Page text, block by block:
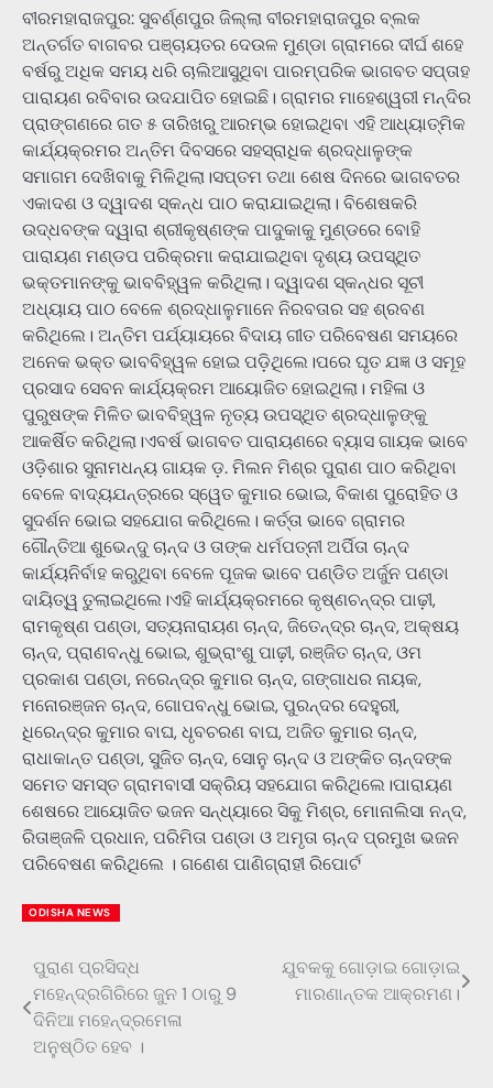
ବୀରମହାରାଜପୁର: ସୁବର୍ଣ୍ଣପୁର ଜିଲ୍ଲା ବୀରମହାରାଜପୁର ବ୍ଲକ
ଅନ୍ତର୍ଗତ ବାଗବର ପଞ୍ଚାୟତର ଦେଉଳ ମୁଣ୍ଡା ଗ୍ରାମରେ ଦୀର୍ଘ ଶହେ
ବର୍ଷରୁ ଅଧିକ ସମୟ ଧରି ଚାଲିଆସୁଥିବା ପାରମ୍ପରିକ ଭାଗବତ ସପ୍ତାହ
ପାରାୟଣ ରବିବାର ଉଦଯାପିତ ହୋଇଛି। ଗ୍ରାମର ମାହେଶ୍ୱରୀ ମନ୍ଦିର
ପ୍ରାଙ୍ଗଣରେ ଗତ ୫ ତାରିଖରୁ ଆରମ୍ଭ ହୋଇଥିବା ଏହି ଆଧ୍ୟାତ୍ମିକ
କାର୍ଯ୍ୟକ୍ରମର ଅନ୍ତିମ ଦିବସରେ ସହସ୍ରାଧିକ ଶ୍ରଦ୍ଧାଳୁଙ୍କ
ସମାଗମ ଦେଖିବାକୁ ମିଳିଥିଲା।ସପ୍ତମ ତଥା ଶେଷ ଦିନରେ ଭାଗବତର
ଏକାଦଶ ଓ ଦ୍ୱାଦଶ ସ୍କନ୍ଧ ପାଠ କରାଯାଇଥିଲା। ବିଶେଷକରି
ଉଦ୍ଧବଙ୍କ ଦ୍ୱାରା ଶ୍ରୀକୃଷ୍ଣଙ୍କ ପାଦୁକାକୁ ମୁଣ୍ଡରେ ବୋହି
ପାରାୟଣ ମଣ୍ଡପ ପରିକ୍ରମା କରାଯାଇଥିବା ଦୃଶ୍ୟ ଉପସ୍ଥିତ
ଭକ୍ତମାନଙ୍କୁ ଭାବବିହ୍ୱଳ କରିଥିଲା। ଦ୍ୱାଦଶ ସ୍କନ୍ଧର ସୂଚୀ
ଅଧ୍ୟାୟ ପାଠ ବେଳେ ଶ୍ରଦ୍ଧାଳୁମାନେ ନିରବତାର ସହ ଶ୍ରବଣ
କରିଥିଲେ। ଅନ୍ତିମ ପର୍ଯ୍ୟାୟରେ ବିଦାୟ ଗୀତ ପରିବେଷଣ ସମୟରେ
ଅନେକ ଭକ୍ତ ଭାବବିହ୍ୱଳ ହୋଇ ପଡ଼ିଥିଲେ।ପରେ ଘୃତ ଯଜ୍ଞ ଓ ସମୂହ
ପ୍ରସାଦ ସେବନ କାର୍ଯ୍ୟକ୍ରମ ଆୟୋଜିତ ହୋଇଥିଲା। ମହିଳା ଓ
ପୁରୁଷଙ୍କ ମିଳିତ ଭାବବିହ୍ୱଳ ନୃତ୍ୟ ଉପସ୍ଥିତ ଶ୍ରଦ୍ଧାଳୁଙ୍କୁ
ଆକର୍ଷିତ କରିଥିଲା।ଏବର୍ଷ ଭାଗବତ ପାରାୟଣରେ ବ୍ୟାସ ଗାୟକ ଭାବେ
ଓଡ଼ିଶାର ସୁନାମଧନ୍ୟ ଗାୟକ ଡ଼. ମିଲନ ମିଶ୍ର ପୁରାଣ ପାଠ କରିଥିବା
ବେଳେ ବାଦ୍ୟଯନ୍ତ୍ରରେ ସ୍ୱେତ କୁମାର ଭୋଇ, ବିକାଶ ପୁରୋହିତ ଓ
ସୁଦର୍ଶନ ଭୋଇ ସହଯୋଗ କରିଥିଲେ। କର୍ତ୍ତା ଭାବେ ଗ୍ରାମର
ଗୌନ୍ତିଆ ଶୁଭେନ୍ଦୁ ଚାନ୍ଦ ଓ ତାଙ୍କ ଧର୍ମପତ୍ନୀ ଅର୍ପିତା ଚାନ୍ଦ
କାର୍ଯ୍ୟନିର୍ବାହ କରୁଥିବା ବେଳେ ପୂଜକ ଭାବେ ପଣ୍ଡିତ ଅର୍ଜୁନ ପଣ୍ଡା
ଦାୟିତ୍ୱ ତୁଲାଇଥିଲେ।ଏହି କାର୍ଯ୍ୟକ୍ରମରେ କୃଷ୍ଣଚନ୍ଦ୍ର ପାଢ଼ୀ,
ରାମକୃଷ୍ଣ ପଣ୍ଡା, ସତ୍ୟନାରାୟଣ ଚାନ୍ଦ, ଜିତେନ୍ଦ୍ର ଚାନ୍ଦ, ଅକ୍ଷୟ
ଚାନ୍ଦ, ପ୍ରାଣବନ୍ଧୁ ଭୋଇ, ଶୁଭ୍ରାଂଶୁ ପାଢ଼ୀ, ରଞ୍ଜିତ ଚାନ୍ଦ, ଓମ
ପ୍ରକାଶ ପଣ୍ଡା, ନରେନ୍ଦ୍ର କୁମାର ଚାନ୍ଦ, ଗଙ୍ଗାଧର ନାୟକ,
ମନୋରଞ୍ଜନ ଚାନ୍ଦ, ଗୋପବନ୍ଧୁ ଭୋଇ, ପୁରନ୍ଦର ଦେହୁରୀ,
ଧିରେନ୍ଦ୍ର କୁମାର ବାଘ, ଧୃବଚରଣ ବାଘ, ଅଜିତ କୁମାର ଚାନ୍ଦ,
ରାଧାକାନ୍ତ ପଣ୍ଡା, ସୁଜିତ ଚାନ୍ଦ, ସୋନୁ ଚାନ୍ଦ ଓ ଅଙ୍କିତ ଚାନ୍ଦଙ୍କ
ସମେତ ସମସ୍ତ ଗ୍ରାମବାସୀ ସକ୍ରିୟ ସହଯୋଗ କରିଥିଲେ।ପାରାୟଣ
ଶେଷରେ ଆୟୋଜିତ ଭଜନ ସନ୍ଧ୍ୟାରେ ସିକୁ ମିଶ୍ର, ମୋନାଲିସା ନନ୍ଦ,
ରିତାଞ୍ଜଳି ପ୍ରଧାନ, ପରିମିତା ପଣ୍ଡା ଓ ଅମୃତା ଚାନ୍ଦ ପ୍ରମୁଖ ଭଜନ
ପରିବେଷଣ କରିଥିଲେ । ଗଣେଶ ପାଣିଗ୍ରାହୀ ରିପୋର୍ଟ
ODISHA NEWS
Post
navigation
ପୁରାଣ ପ୍ରସିଦ୍ଧ
ମହେନ୍ଦ୍ରଗିରିରେ ଜୁନ 1 ଠାରୁ 9
ଦିନିଆ ମହେନ୍ଦ୍ରମେଳା
ଅନୁଷ୍ଠିତ ହେବ ।
ଯୁବକକୁ ଗୋଡ଼ାଇ ଗୋଡ଼ାଇ
ମାରଣାନ୍ତକ ଆକ୍ରମଣ।